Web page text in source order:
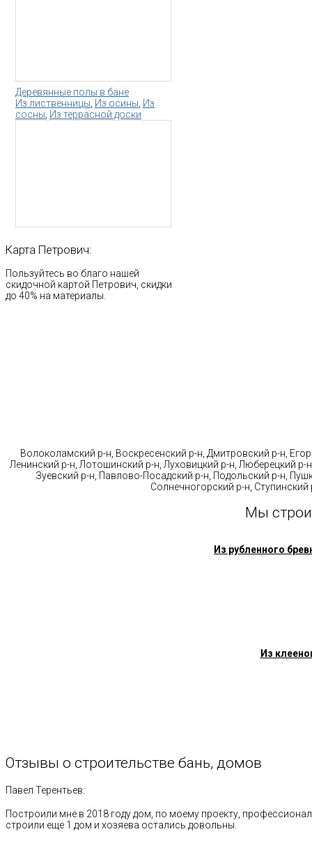
Деревянные полы в бане
Из лиственницы Из осины Из
сосны Из террасной доски
Карта Петрович:
Пользуйтесь во благо нашей
скидочной картой Петрович, скидки
до 40% на материалы.
Волоколамский р-н, Воскресенский р-н, Дмитровский р-н,
Ленинский р-н, Лотошинский р-н, Луховицкий р-н, Люберецкий
Зуевский р-н, Павлово-Посадский р-н, Подольский р-н,
Солнечногорский р-н,
Мы
Из рубленного
Из
Отзывы о строительстве бань, домов
Павел Терентьев:
Построили мне в 2018 году дом, по моему проекту,
строили еще 1 дом и хозяева остались довольны.